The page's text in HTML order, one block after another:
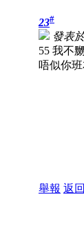
23#
發表
55 我不
唔似你
舉報 返